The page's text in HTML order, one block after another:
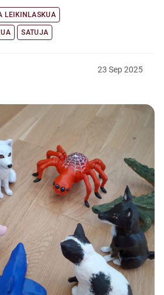
LEIKINLASKUA
SATUJA
23 Sep2025